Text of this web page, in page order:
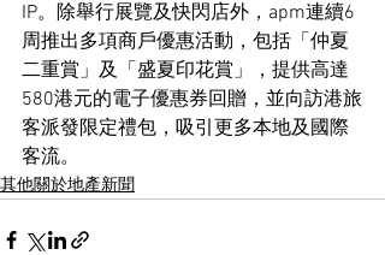
IP。除舉行展覽及快閃店外，apm連續6
周推出多項商戶優惠活動，包括「仲夏
二重賞」及「盛夏印花賞」，提供高達
580港元的電子優惠券回贈，並向訪港旅
客派發限定禮包，吸引更多本地及國際
客流。
其他關於地產新聞